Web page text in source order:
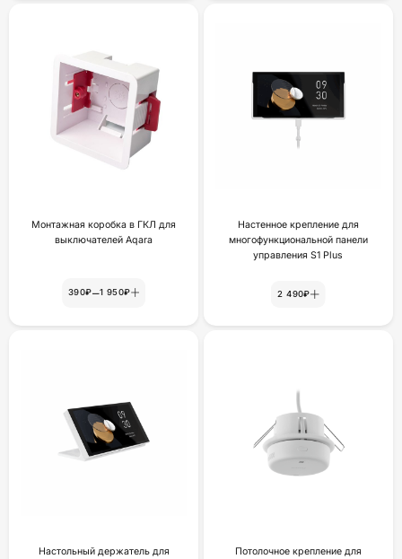
Монтажная коробка в ГКЛ для
выключателей Aqara
390₽–1 950₽
Настенное крепление для
многофункциональной панели
yпpaвлeния S1 Plus
2 490₽
Настольный держатель для
Потолочное крепление для